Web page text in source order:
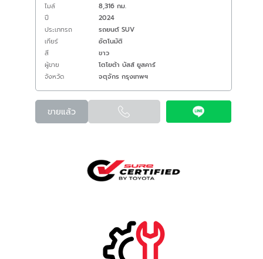
ไมล์
8,316 กม.
ปี
2024
ประเภทรถ
รถยนต์ SUV
เกียร์
อัตโนมัติ
สี
ขาว
ผู้ขาย
โตโยต้า บัสส์ ยูสคาร์
จังหวัด
จตุจักร กรุงเทพฯ
ขายแล้ว